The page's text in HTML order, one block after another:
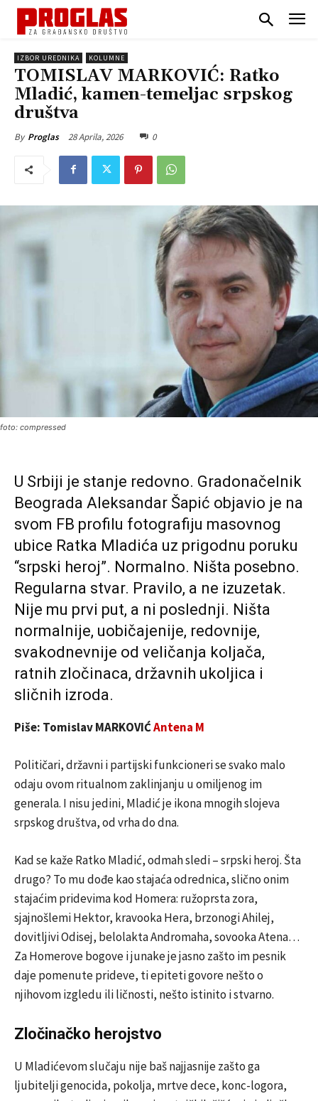
IZBOR UREDNIKA KOLUMNE
TOMISLAV MARKOVIĆ: Ratko
Mladić, kamen-temeljac srpskog
društva
By Proglas 28 Aprila, 2026 0
foto: compressed
U Srbiji je stanje redovno. Gradonačelnik
Beograda Aleksandar Šapić objavio je na
svom FB profilu fotografiju masovnog
ubice Ratka Mladića uz prigodnu poruku
“srpski heroj”. Normalno. Ništa posebno.
Regularna stvar. Pravilo, a ne izuzetak.
Nije mu prvi put, a ni poslednji. Ništa
normalnije, uobičajenije, redovnije,
svakodnevnije od veličanja koljača,
ratnih zločinaca, državnih ukoljica i
sličnih izroda.
Piše: Tomislav MARKOVIĆAntena M
Političari, državni i partijski funkcioneri se svako malo
odaju ovom ritualnom zaklinjanju u omiljenog im
generala. I nisu jedini, Mladić je ikona mnogih slojeva
srpskog društva, od vrha do dna.
Kad se kaže Ratko Mladić, odmah sledi – srpski heroj. Šta
drugo? To mu dođe kao stajaća odrednica, slično onim
stajaćim pridevima kod Homera: ružoprsta zora,
sjajnošlemi Hektor, kravooka Hera, brzonogi Ahilej,
dovitljivi Odisej, belolakta Andromaha, sovooka Atena…
Za Homerove bogove i junake je jasno zašto im pesnik
daje pomenute prideve, ti epiteti govore nešto o
njihovom izgledu ili ličnosti, nešto istinito i stvarno.
Zločinačko herojstvo
U Mladićevom slučaju nije baš najjasnije zašto ga
ljubitelji genocida, pokolja, mrtve dece, konc-logora,